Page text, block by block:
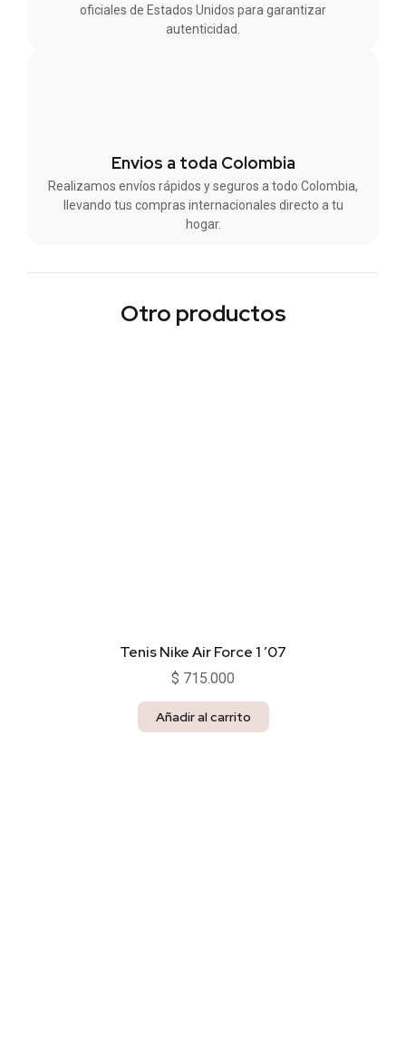
oficiales de Estados Unidos para garantizar
autenticidad.
Envios a toda Colombia
Realizamos envíos rápidos y seguros a todo Colombia,
llevando tus compras internacionales directo a tu
hogar.
Otro productos
Tenis Nike Air Force 1 ’07
$ 715.000
Añadir al carrito